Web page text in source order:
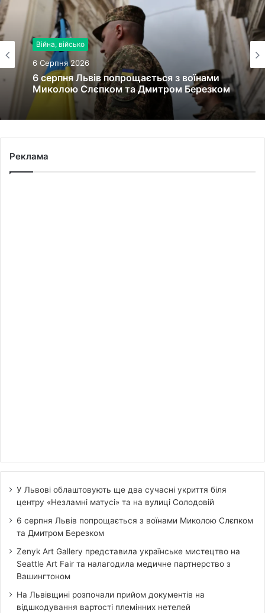
Війна, військо
6 Серпня 2026
6 серпня Львів попрощається з воїнами
Миколою Слєпком та Дмитром Березком
Реклама
У Львові облаштовують ще два сучасні укриття біля
центру «Незламні матусі» та на вулиці Солодовій
6 серпня Львів попрощається з воїнами Миколою Слєпком
та Дмитром Березком
Zenyk Art Gallery представила українське мистецтво на
Seattle Art Fair та налагодила медичне партнерство з
Вашингтоном
На Львівщині розпочали прийом документів на
відшкодування вартості племінних нетелей